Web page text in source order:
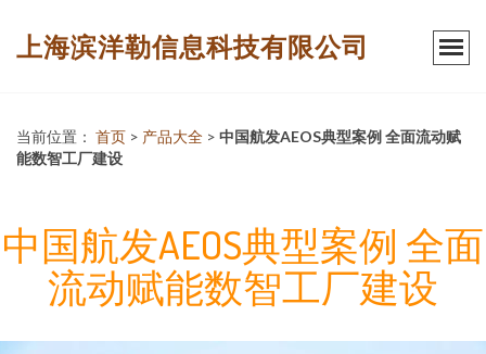
上海滨洋勒信息科技有限公司
当前位置： 首页 > 产品大全 > 中国航发AEOS典型案例 全面流动赋
能数智工厂建设
中国航发AEOS典型案例 全面
流动赋能数智工厂建设